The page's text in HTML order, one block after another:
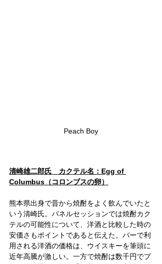
Peach Boy
清崎雄二郎氏　カクテル名：Egg of
Columbus（コロンブスの卵）
熊本県出身で昔から焼酎をよく飲んでいたと
いう清崎氏。パネルセッションでは焼酎カク
テルの可能性について、洋酒と比較した時の
安価さもポイントであると伝えた。バーで利
用される洋酒の価格は、ウイスキーを筆頭に
近年高騰が激しい。一方で焼酎は数千円でプ